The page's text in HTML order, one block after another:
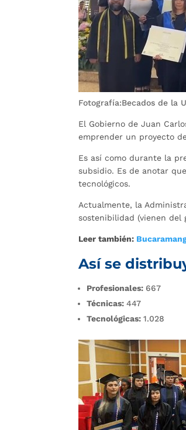
Fotografía:Becados de la
El Gobierno de Juan
emprender un proyecto
Es así como durante la
subsidio. Es de anotar
tecnológicos.
Actualmente, la
sostenibilidad (vienen del
Leer también:
Así se
Profesionales: 667
Técnicas:447
Tecnológicas:1.028